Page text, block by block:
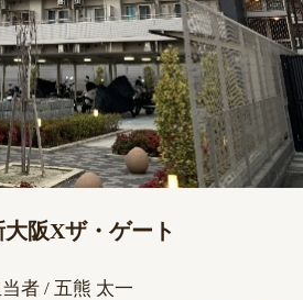
阪Xザ・ゲート
者 / 五熊 太一